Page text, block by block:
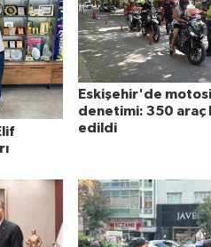
Eskişehir'de
denetimi: 350 araç
edildi